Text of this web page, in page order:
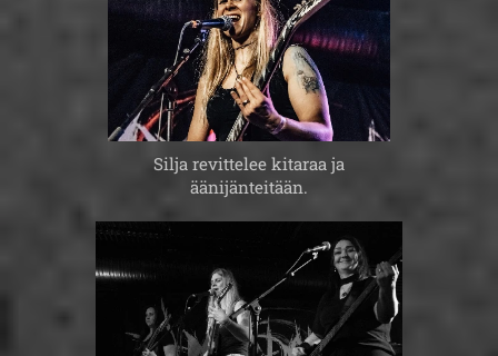
Silja revittelee kitaraa ja
äänijänteitään.